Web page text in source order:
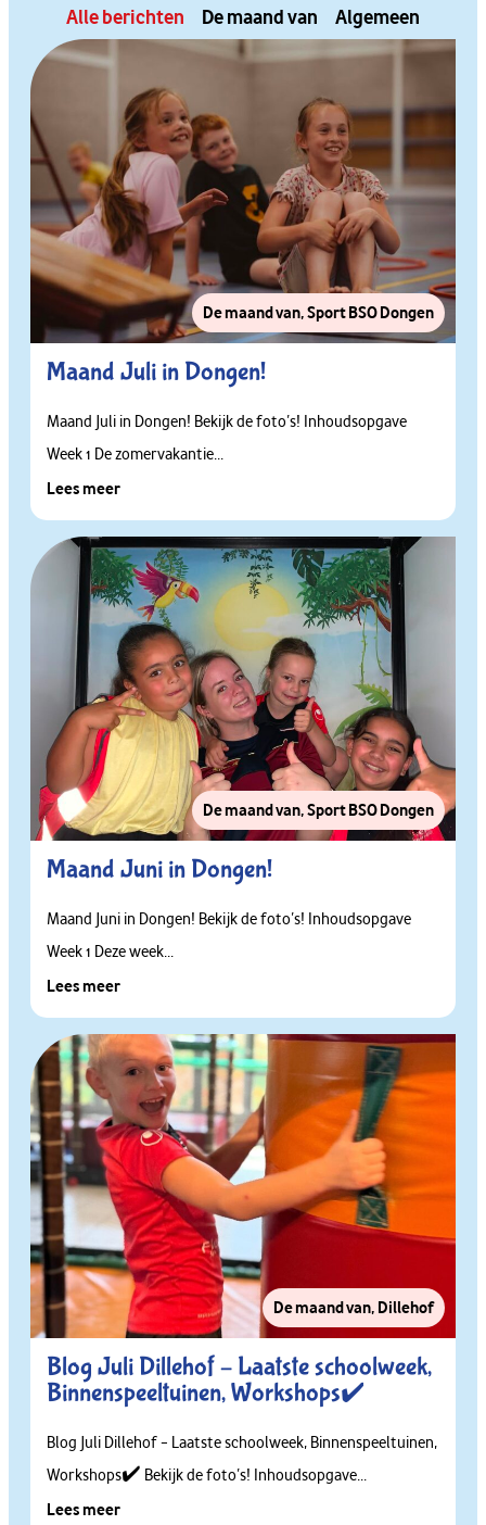
De maand van Algemeen
Alle berichten
De maand van,Sport BSO Dongen
Maand Juli in Dongen!
Maand Juli in Dongen! Bekijk de foto’s! Inhoudsopgave
Week 1 De zomervakantie...
Lees meer
De maand van,Sport BSO Dongen
Maand Juni in Dongen!
Maand Juni in Dongen! Bekijk de foto’s! Inhoudsopgave
Week 1 Deze week...
Lees meer
De maand van, Dillehof
Blog Juli Dillehof – Laatste schoolweek,
Binnenspeeltuinen, Workshops✔️
Blog Juli Dillehof – Laatste schoolweek, Binnenspeeltuinen,
Workshops✔️ Bekijk de foto’s! Inhoudsopgave...
Lees meer